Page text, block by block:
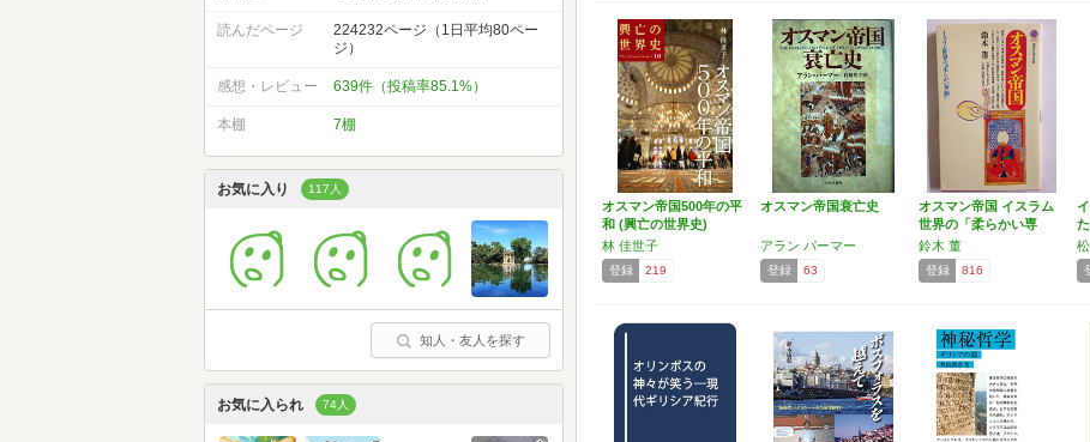
オスマン帝国500年の平
和 (興亡の世界史)
林 佳世子
登録 219
オスマン帝国衰亡史
アラン パーマー
登録 63
オスマン帝国 イスラム
世界の「柔らかい専
制」…
鈴木 董
登録 816
読んだページ
224232ページ（1日平均80ペー
ジ）
感想・レビュー 639件（投稿率85.1%）
本棚 7棚
お気に入り 117人
知人・友人を探す
お気に入られ 74人